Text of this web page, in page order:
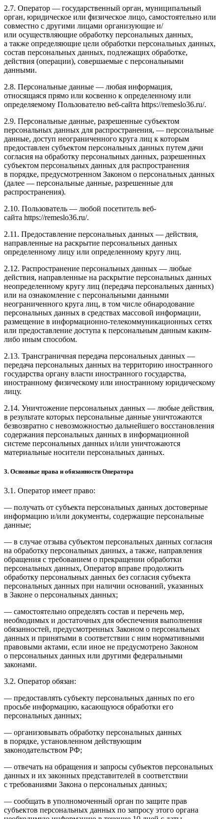
2.7. Оператор — государственный орган, муниципальный
орган, юридическое или физическое лицо, самостоятельно или
совместно с другими лицами организующие и/
или осуществляющие обработку персональных данных,
а также определяющие цели обработки персональных данных,
состав персональных данных, подлежащих обработке,
действия (операции), совершаемые с персональными
данными.
2.8. Персональные данные — любая информация,
относящаяся прямо или косвенно к определенному или
определяемому Пользователю веб-сайта https://remeslo36.ru/.
2.9. Персональные данные, разрешенные субъектом
персональных данных для распространения, — персональные
данные, доступ неограниченного круга лиц к которым
предоставлен субъектом персональных данных путем дачи
согласия на обработку персональных данных, разрешенных
субъектом персональных данных для распространения
в порядке, предусмотренном Законом о персональных данных
(далее — персональные данные, разрешенные для
распространения).
2.10. Пользователь — любой посетитель веб-
сайта https://remeslo36.ru/.
2.11. Предоставление персональных данных — действия,
направленные на раскрытие персональных данных
определенному лицу или определенному кругу лиц.
2.12. Распространение персональных данных — любые
действия, направленные на раскрытие персональных данных
неопределенному кругу лиц (передача персональных данных)
или на ознакомление с персональными данными
неограниченного круга лиц, в том числе обнародование
персональных данных в средствах массовой информации,
размещение в информационно-телекоммуникационных сетях
или предоставление доступа к персональным данным каким-
либо иным способом.
2.13. Трансграничная передача персональных данных —
передача персональных данных на территорию иностранного
государства органу власти иностранного государства,
иностранному физическому или иностранному юридическому
лицу.
2.14. Уничтожение персональных данных — любые действия,
в результате которых персональные данные уничтожаются
безвозвратно с невозможностью дальнейшего восстановления
содержания персональных данных в информационной
системе персональных данных и/или уничтожаются
материальные носители персональных данных.
3. Основные права и обязанности Оператора
3.1. Оператор имеет право:
— получать от субъекта персональных данных достоверные
информацию и/или документы, содержащие персональные
данные;
— в случае отзыва субъектом персональных данных согласия
на обработку персональных данных, а также, направления
обращения с требованием о прекращении обработки
персональных данных, Оператор вправе продолжить
обработку персональных данных без согласия субъекта
персональных данных при наличии оснований, указанных
в Законе о персональных данных;
— самостоятельно определять состав и перечень мер,
необходимых и достаточных для обеспечения выполнения
обязанностей, предусмотренных Законом о персональных
данных и принятыми в соответствии с ним нормативными
правовыми актами, если иное не предусмотрено Законом
о персональных данных или другими федеральными
законами.
3.2. Оператор обязан:
— предоставлять субъекту персональных данных по его
просьбе информацию, касающуюся обработки его
персональных данных;
— организовывать обработку персональных данных
в порядке, установленном действующим
законодательством РФ;
— отвечать на обращения и запросы субъектов персональных
данных и их законных представителей в соответствии
с требованиями Закона о персональных данных;
— сообщать в уполномоченный орган по защите прав
субъектов персональных данных по запросу этого органа